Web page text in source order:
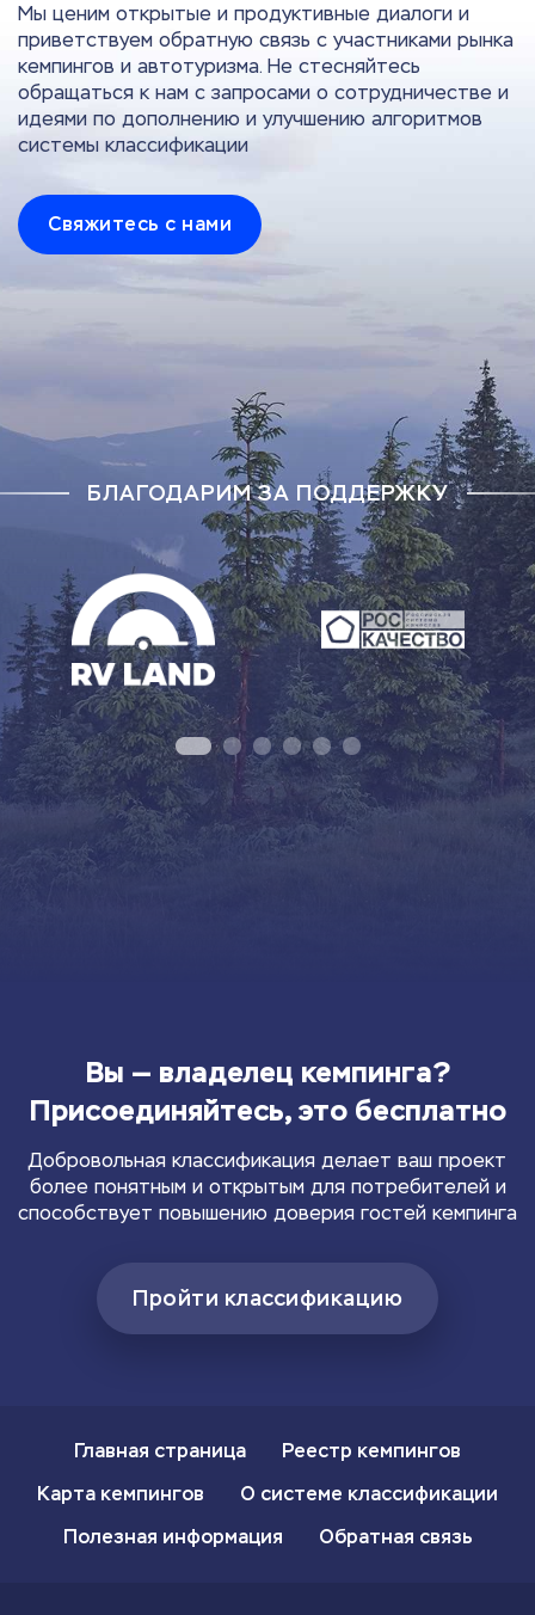
Мы ценим открытые и продуктивные диалоги и
приветствуем обратную связь с участниками рынка
кемпингов и автотуризма. Не стесняйтесь
обращаться к нам с запросами о сотрудничестве и
идеями по дополнению и улучшению алгоритмов
системы классификации
Свяжитесь с нами
БЛАГОДАРИМ ЗА ПОДДЕРЖКУ
Вы — владелец кемпинга?
Присоединяйтесь, это бесплатно
Добровольная классификация делает ваш проект
более понятным и открытым для потребителей и
способствует повышению доверия гостей кемпинга
Пройти классификацию
Главная страница
Реестр кемпингов
Карта кемпингов
О системе классификации
Полезная информация
Обратная связь